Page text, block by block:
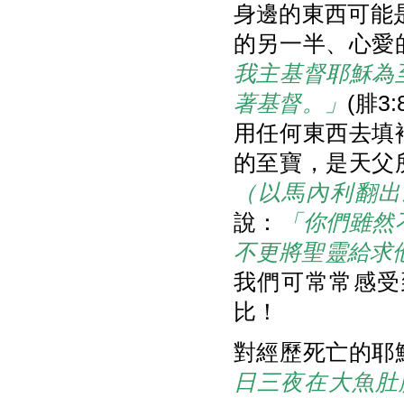
身邊的東西可
的另一半、心愛
我主基督耶穌為
著基督。」 (腓
用任何東西去
的至寶，是天父
（以馬內利翻
說：
「你們雖
不更將聖靈給求
我們可常常感
比！
對經歷死亡的耶
日三夜在大魚